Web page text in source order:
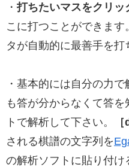
・打ちたいマスをクリッ
こに打つことができま
タが自動的に最善手を打
・基本的には自分の力
も答が分からなくて答
トで解析して下さい。
される棋譜の文字列を
の解析ソフトに貼り付け